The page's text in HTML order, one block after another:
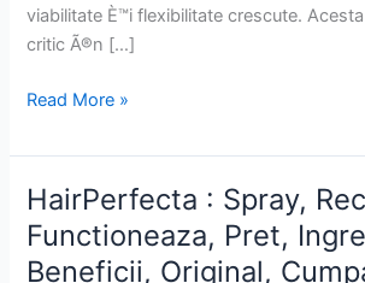
viabilitate È™i flexibilitate crescute.
critic Ã®n […]
ActioComfort
Gel,
Recenzii,
PreÈ›,
Ingrediente,
Beneficii,
Read More »
HairPerfecta : Spray,
Functioneaza, Pret,
Beneficii, Original,